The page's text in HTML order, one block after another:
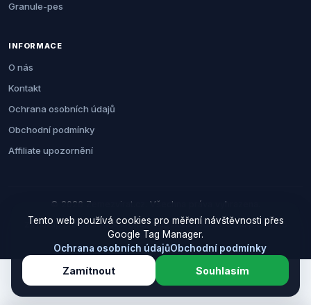
Granule-pes
INFORMACE
O nás
Kontakt
Ochrana osobních údajů
Obchodní podmínky
Affiliate upozornění
© 2026 Zemezvirat.cz. Všechna práva vyhrazena.
Za nákup přes naše odkazy můžeme získat provizi. Cenu pro vás to
neovlivní.
Tento web používá cookies pro měření návštěvnosti přes
Google Tag Manager.
Ochrana osobních údajůObchodní podmínky
Zamítnout Souhlasím